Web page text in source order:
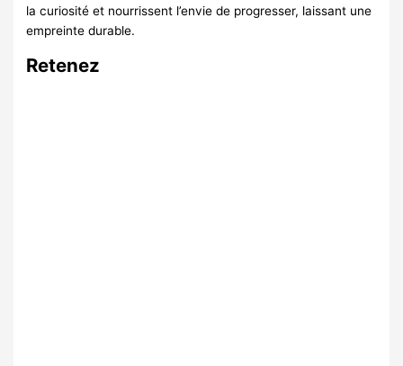
la curiosité et nourrissent l’envie de progresser, laissant une
empreinte durable.
Retenez